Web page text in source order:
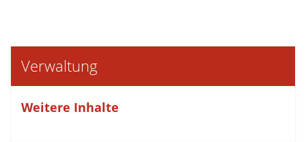
Verwaltung
Weitere Inhalte